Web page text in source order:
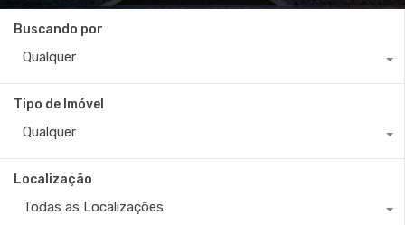
Buscando por
Qualquer
Tipo de Imóvel
Qualquer
Localização
Todas as Localizações